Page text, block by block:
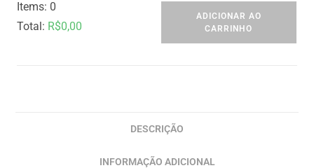
Items: 0
Total : R$0,00
ADICIONAR AO
CARRINHO
DESCRIÇÃO
INFORMAÇÃO ADICIONAL